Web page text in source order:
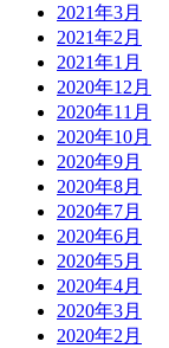
2021年3月
2021年2月
2021年1月
2020年12月
2020年11月
2020年10月
2020年9月
2020年8月
2020年7月
2020年6月
2020年5月
2020年4月
2020年3月
2020年2月